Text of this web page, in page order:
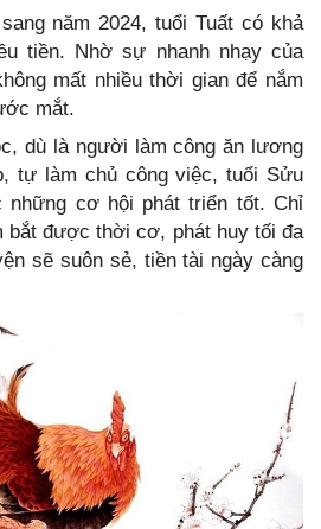
năm 2024, tuổi Tuất có khả
tiền. Nhờ sự nhanh nhạy của
mất nhiều thời gian để nắm
mắt.
dù là người làm công ăn lương
tự làm chủ công việc, tuổi Sửu
những cơ hội phát triển tốt. Chỉ
bắt được thời cơ, phát huy tối đa
sẽ suôn sẻ, tiền tài ngày càng